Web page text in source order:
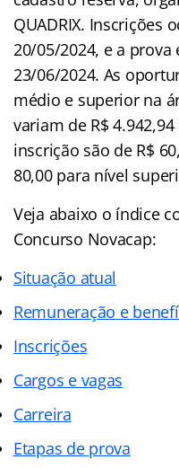
QUADRIX. Inscrições
20/05/2024, e a prova
23/06/2024. As
médio e superior na
variam de R$
inscrição são de R$
80,00 para nível
Veja abaixo o índice
Concurso Novacap:
Situação atual
Remuneração e
Inscrições
Cargos e vagas
Carreira
Etapas de prova